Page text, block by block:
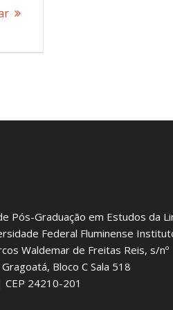
Pós-Graduação em Estudos da
Federal Fluminense
Waldemar de Freitas Reis, s/nº
Bloco C Sala 518
CEP 24210-201